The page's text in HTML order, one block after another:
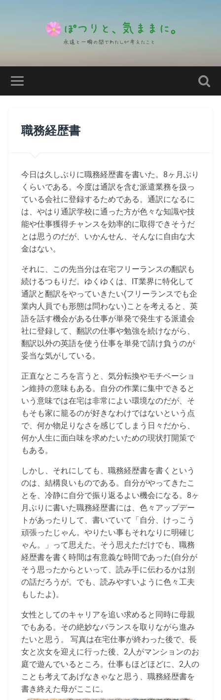
職務経歴書
今日は久しぶりに職務経歴書を書いた。8ヶ月ぶり
くらいである。今度は通訳を含む派遣業務を扱っ
ている会社に登録するためである。通訳になるに
は、やはり通訳学校に通った方が色々な知識や技
能や仕事獲得チャンスを効率的に取得できそうだ
とは思うのだが、いかんせん、そんなに自由な大
金はない。
それに、この先当分は在宅フリーランスの翻訳も
続けるつもりだ。ゆくゆくは、IT業界に特化して
通訳と翻訳をやっていきたい(フリーランスでも企
業内人員でも形態は問わない)ことを考えると、英
語を話す機会がある仕事が単発で発生する派遣会
社に登録して、翻訳の仕事や勉強を続けながら、
翻訳以外の英語を使う仕事を単発で請け負うのが
妥当な気がしている。
正直なところを言うと、気分転換やモチベーショ
ン維持の意味もある。自分の作業に集中できると
いう意味では在宅は非常によい環境なのだが、そ
もそも家に籠るのが好きなわけではないという点
で、何か物足りなさを感じてしまう日々だから、
何か人生に面白味を求めたいための現状打開策で
もある。
しかし、それにしても、職務経歴書を書くという
のは、結構良いものである。自分がやってきたこ
とを、冷静に自分で振り返るよい機会になる。8ヶ
月ぶりに書いた職務経歴書には、色々アップデー
トがあったりして、書いていて「自分、けっこう
頑張ったじゃん。やりたい事もそれなりに明確じ
ゃん。」って思えた。そう思えただけでも、職務
経歴書を書く時間は有意義な時間であった(自分が
そう思ったからといって、読み手に伝わるかは別
の話だろうが。でも、読みやすいように色々工夫
もしたよ)。
女性としてのキャリアを追い求めると同時に母親
でもある。その絶妙なバランスを取りながら進み
たいと思う。 写真は在宅仕事が終わった後で、長
女と次女を迎えに行った後、2人がマンションのお
庭で遊んでいるところ。仕事もほどほどに、2人の
ことも考えてあげなきゃなと思う、職務経歴書を
書き終えた母がここに。